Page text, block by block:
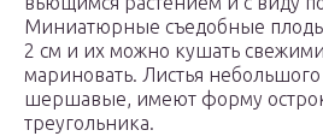
Миниатюрные съедобные
2 см и их можно кушать
мариновать. Листья
шершавые, имеют форму
треугольника.